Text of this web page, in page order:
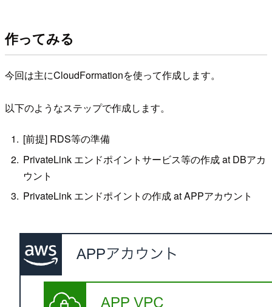
作ってみる
今回は主にCloudFormationを使って作成します。
以下のようなステップで作成します。
[前提] RDS等の準備
PrivateLink エンドポイントサービス等の作成 at DBアカ
ウント
PrivateLink エンドポイントの作成 at APPアカウント